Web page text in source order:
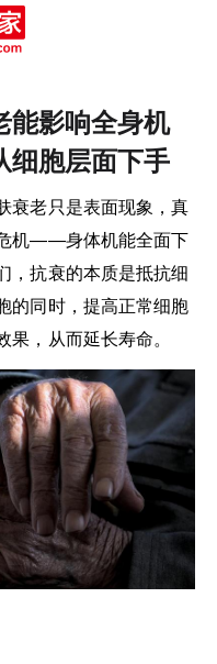
能影响全身机
细胞层面下手
衰老只是表面现象，真
机——身体机能全面下
，抗衰的本质是抵抗细
的同时，提高正常细胞
果，从而延长寿命。